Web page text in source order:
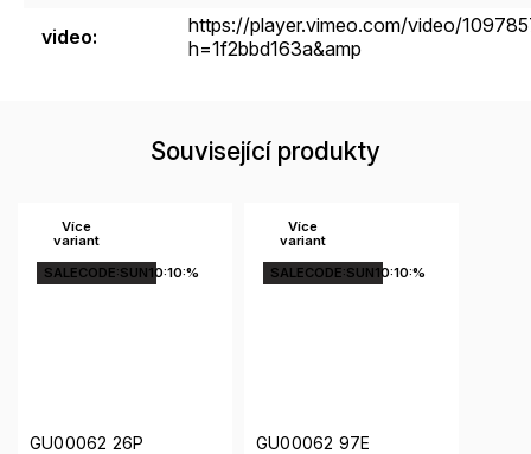
video:
https://player.vimeo.com/video/
h=1f2bbd163a&amp
Související produkty
Více
variant
SALECODE:SUN10:10:%
GU00062 26P
Více
variant
SALECODE:SUN10:10:%
GU00062 97E